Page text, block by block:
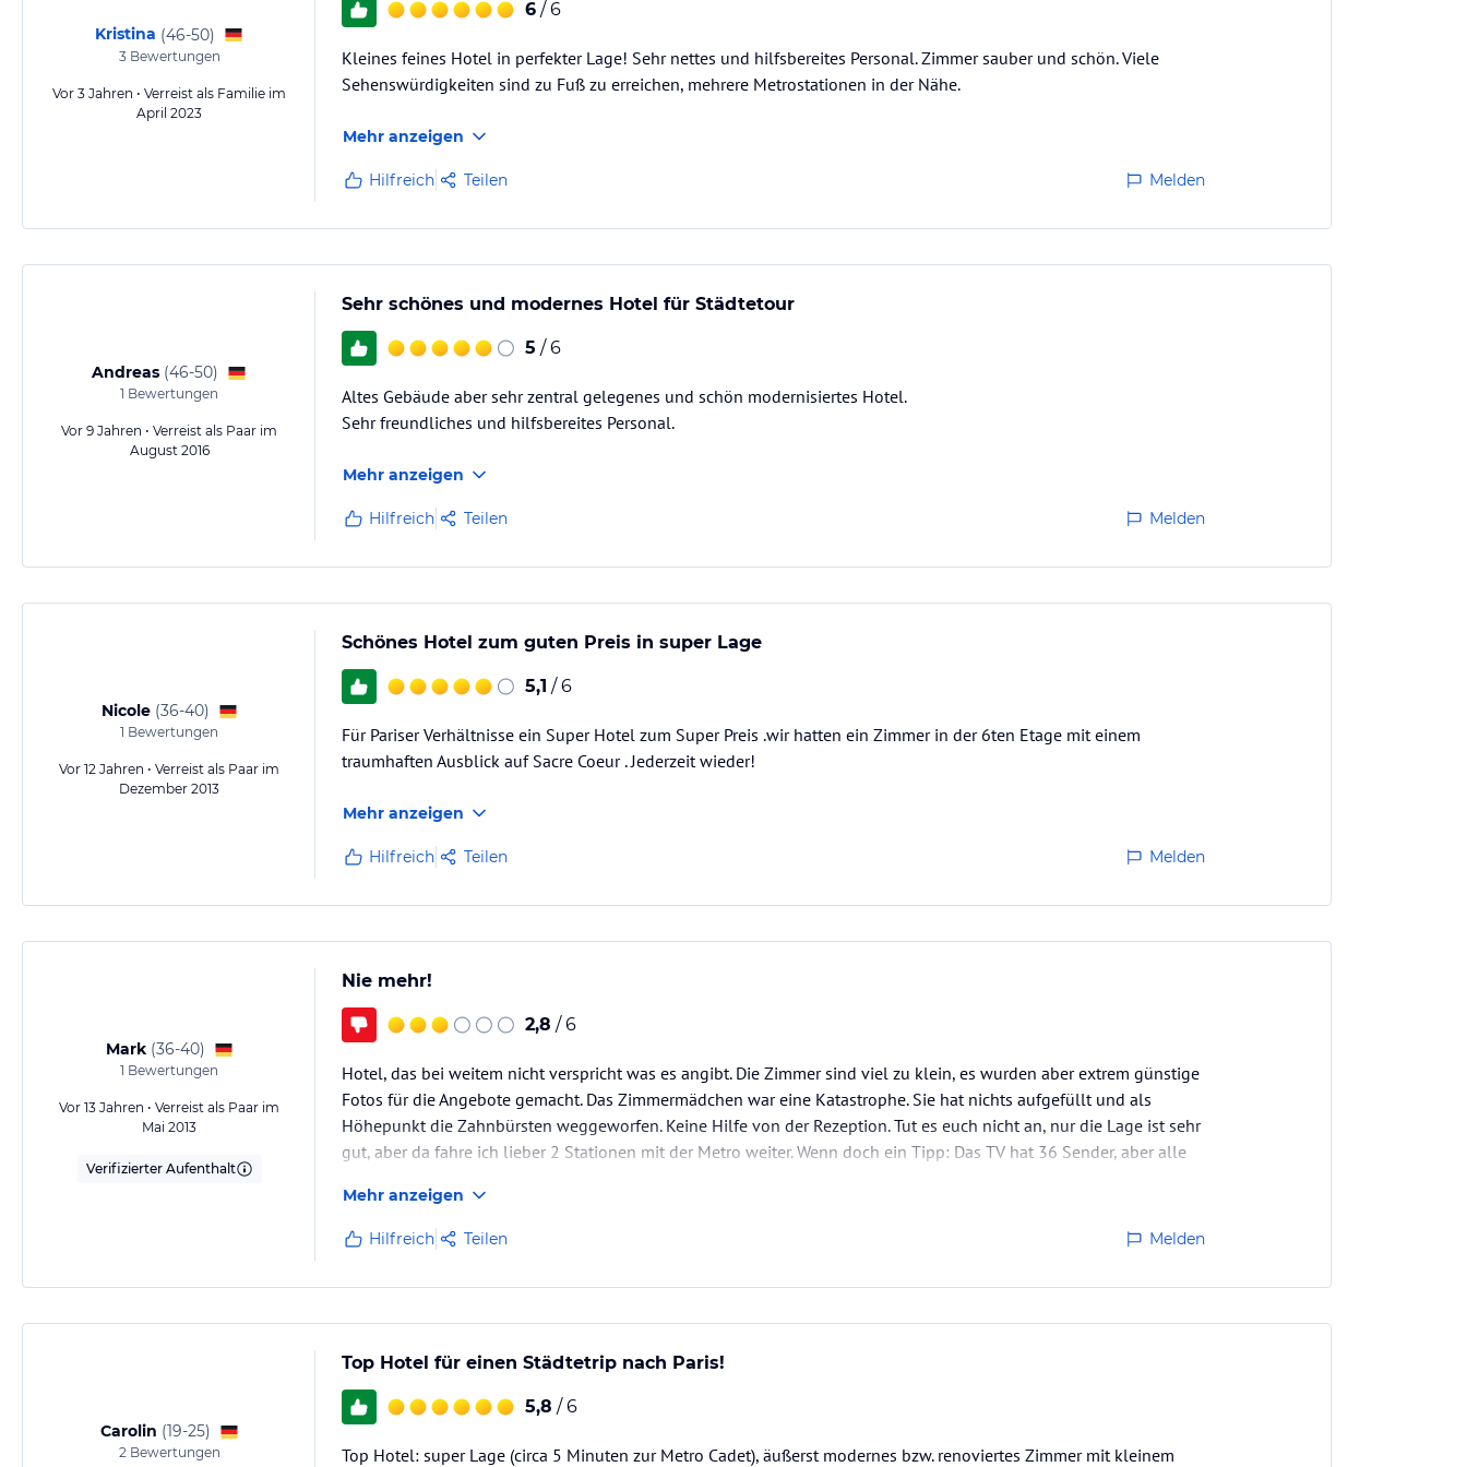
Kristina (46-50)
3Bewertungen
Vor 3 Jahren • Verreist als Familie im
April 2023
6 / 6
Kleines feines Hotel in perfekter Lage! Sehr nettes und hilfsbereites Personal. Zimmer sauber und schön. Viele
Sehenswürdigkeiten sind zu Fuß zu erreichen, mehrere Metrostationen in der Nähe.
Mehr anzeigen
Hilfreich Teilen Melden
Andreas (46-50)
1 Bewertungen
Vor 9 Jahren • Verreist als Paar im
August 2016
Sehr schönes und modernes Hotel für Städtetour
5 / 6
Altes Gebäude aber sehr zentral gelegenes und schön modernisiertes Hotel.
Sehr freundliches und hilfsbereites Personal.
Mehr anzeigen
Hilfreich Teilen Melden
Nicole (36-40)
1 Bewertungen
Vor 12 Jahren • Verreist als Paar im
Dezember 2013
Schönes Hotel zum guten Preis in super Lage
5,1 / 6
Für Pariser Verhältnisse ein Super Hotel zum Super Preis .wir hatten ein Zimmer in der 6ten Etage mit einem
traumhaften Ausblick auf Sacre Coeur . Jederzeit wieder!
Mehr anzeigen
Hilfreich Teilen Melden
Mark (36-40)
1 Bewertungen
Vor 13 Jahren • Verreist als Paar im
Mai 2013
Verifizierter Aufenthalt
Nie mehr!
2,8 / 6
Hotel, das bei weitem nicht verspricht was es angibt. Die Zimmer sind viel zu klein, es wurden aber extrem günstige
Fotos für die Angebote gemacht. Das Zimmermädchen war eine Katastrophe. Sie hat nichts aufgefüllt und als
Höhepunkt die Zahnbürsten weggeworfen. Keine Hilfe von der Rezeption. Tut es euch nicht an, nur die Lage ist sehr
gut, aber da fahre ich lieber 2 Stationen mit der Metro weiter. Wenn doch ein Tipp: Das TV hat 36 Sender, aber alle
Mehr anzeigen
Hilfreich Teilen Melden
Carolin (19-25)
2Bewertungen
Top Hotel für einen Städtetrip nach Paris!
5,8 / 6
Top Hotel: super Lage (circa 5 Minuten zur Metro Cadet), äußerst modernes bzw. renoviertes Zimmer mit kleinem